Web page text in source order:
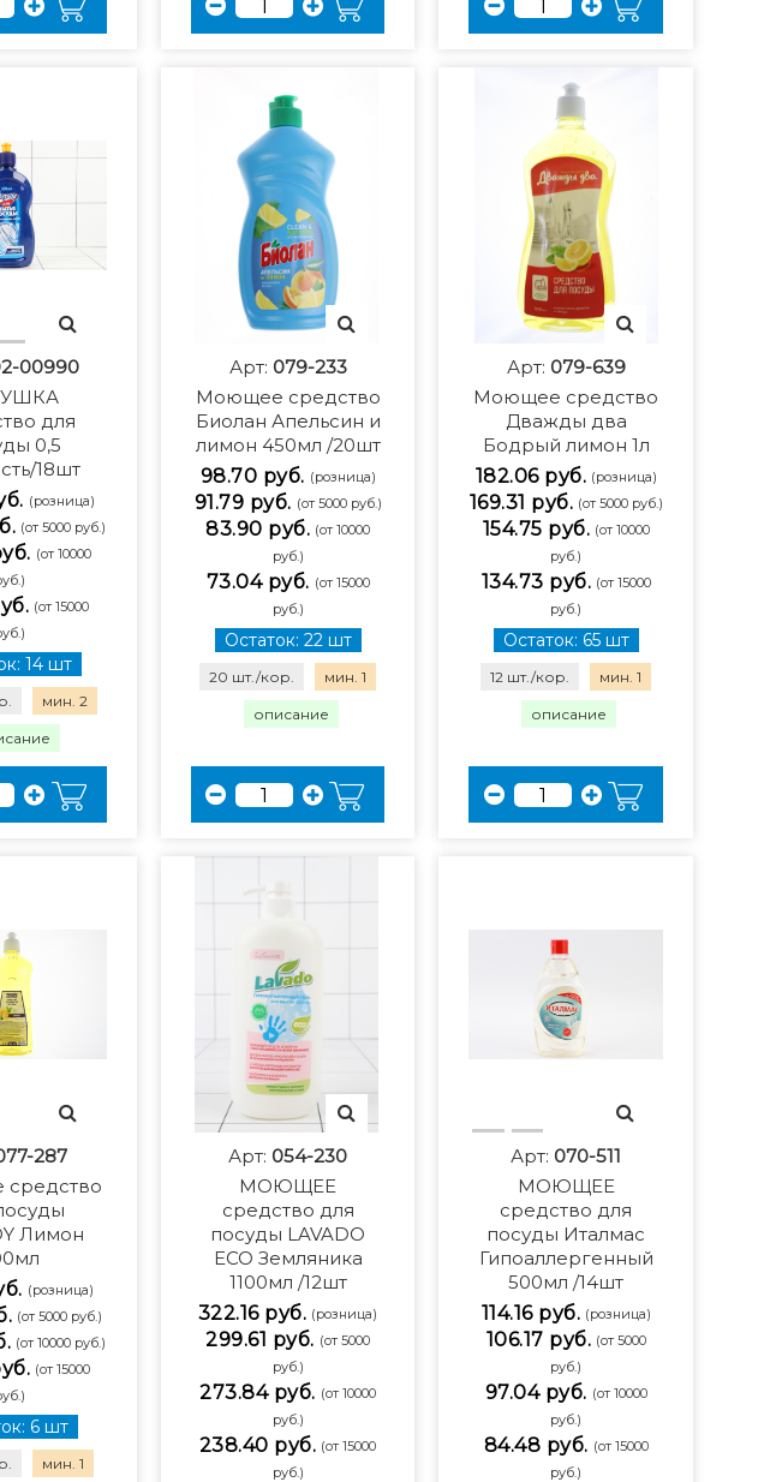
00990
для
0,5
18шт
(розница)
(от 5000 руб.)
(от 10000
(от 15000
14 шт
мин. 2
Арт: 079-233
Моющее средство
Биолан Апельсин и
лимон 450мл /20шт
98.70 руб. (розница)
91.79 руб. (от 5000 руб.)
83.90 руб. (от 10000
руб.)
73.04 руб. (от 15000
руб.)
Остаток: 22 шт
20 шт./кор. мин. 1
описание
Арт: 079-639
Моющее средство
Дважды два
Бодрый лимон 1л
182.06 руб. (розница)
169.31 руб. (от 5000 руб.)
154.75 руб. (от 10000
руб.)
134.73 руб. (от 15000
руб.)
Остаток: 65 шт
12 шт./кор. мин. 1
описание
287
Лимон
(розница)
(от 5000 руб.)
(от 10000 руб.)
(от 15000
6 шт
мин. 1
Арт: 054-230
МОЮЩЕЕ
средство для
посуды LAVADO
ECO Земляника
1100мл /12шт
322.16 руб. (розница)
299.61 руб. (от 5000
руб.)
273.84 руб. (от 10000
руб.)
238.40 руб. (от 15000
руб.)
Арт: 070-511
МОЮЩЕЕ
средство для
посуды Италмас
Гипоаллергенный
500мл /14шт
114.16 руб. (розница)
106.17 руб. (от 5000
руб.)
97.04 руб. (от 10000
руб.)
84.48 руб. (от 15000
руб.)